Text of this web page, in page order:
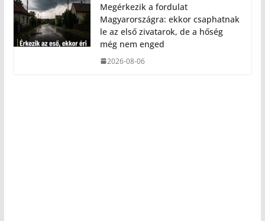
Megérkezik a fordulat
Magyarországra: ekkor csaphatnak
le az első zivatarok, de a hőség
még nem enged
2026-08-06